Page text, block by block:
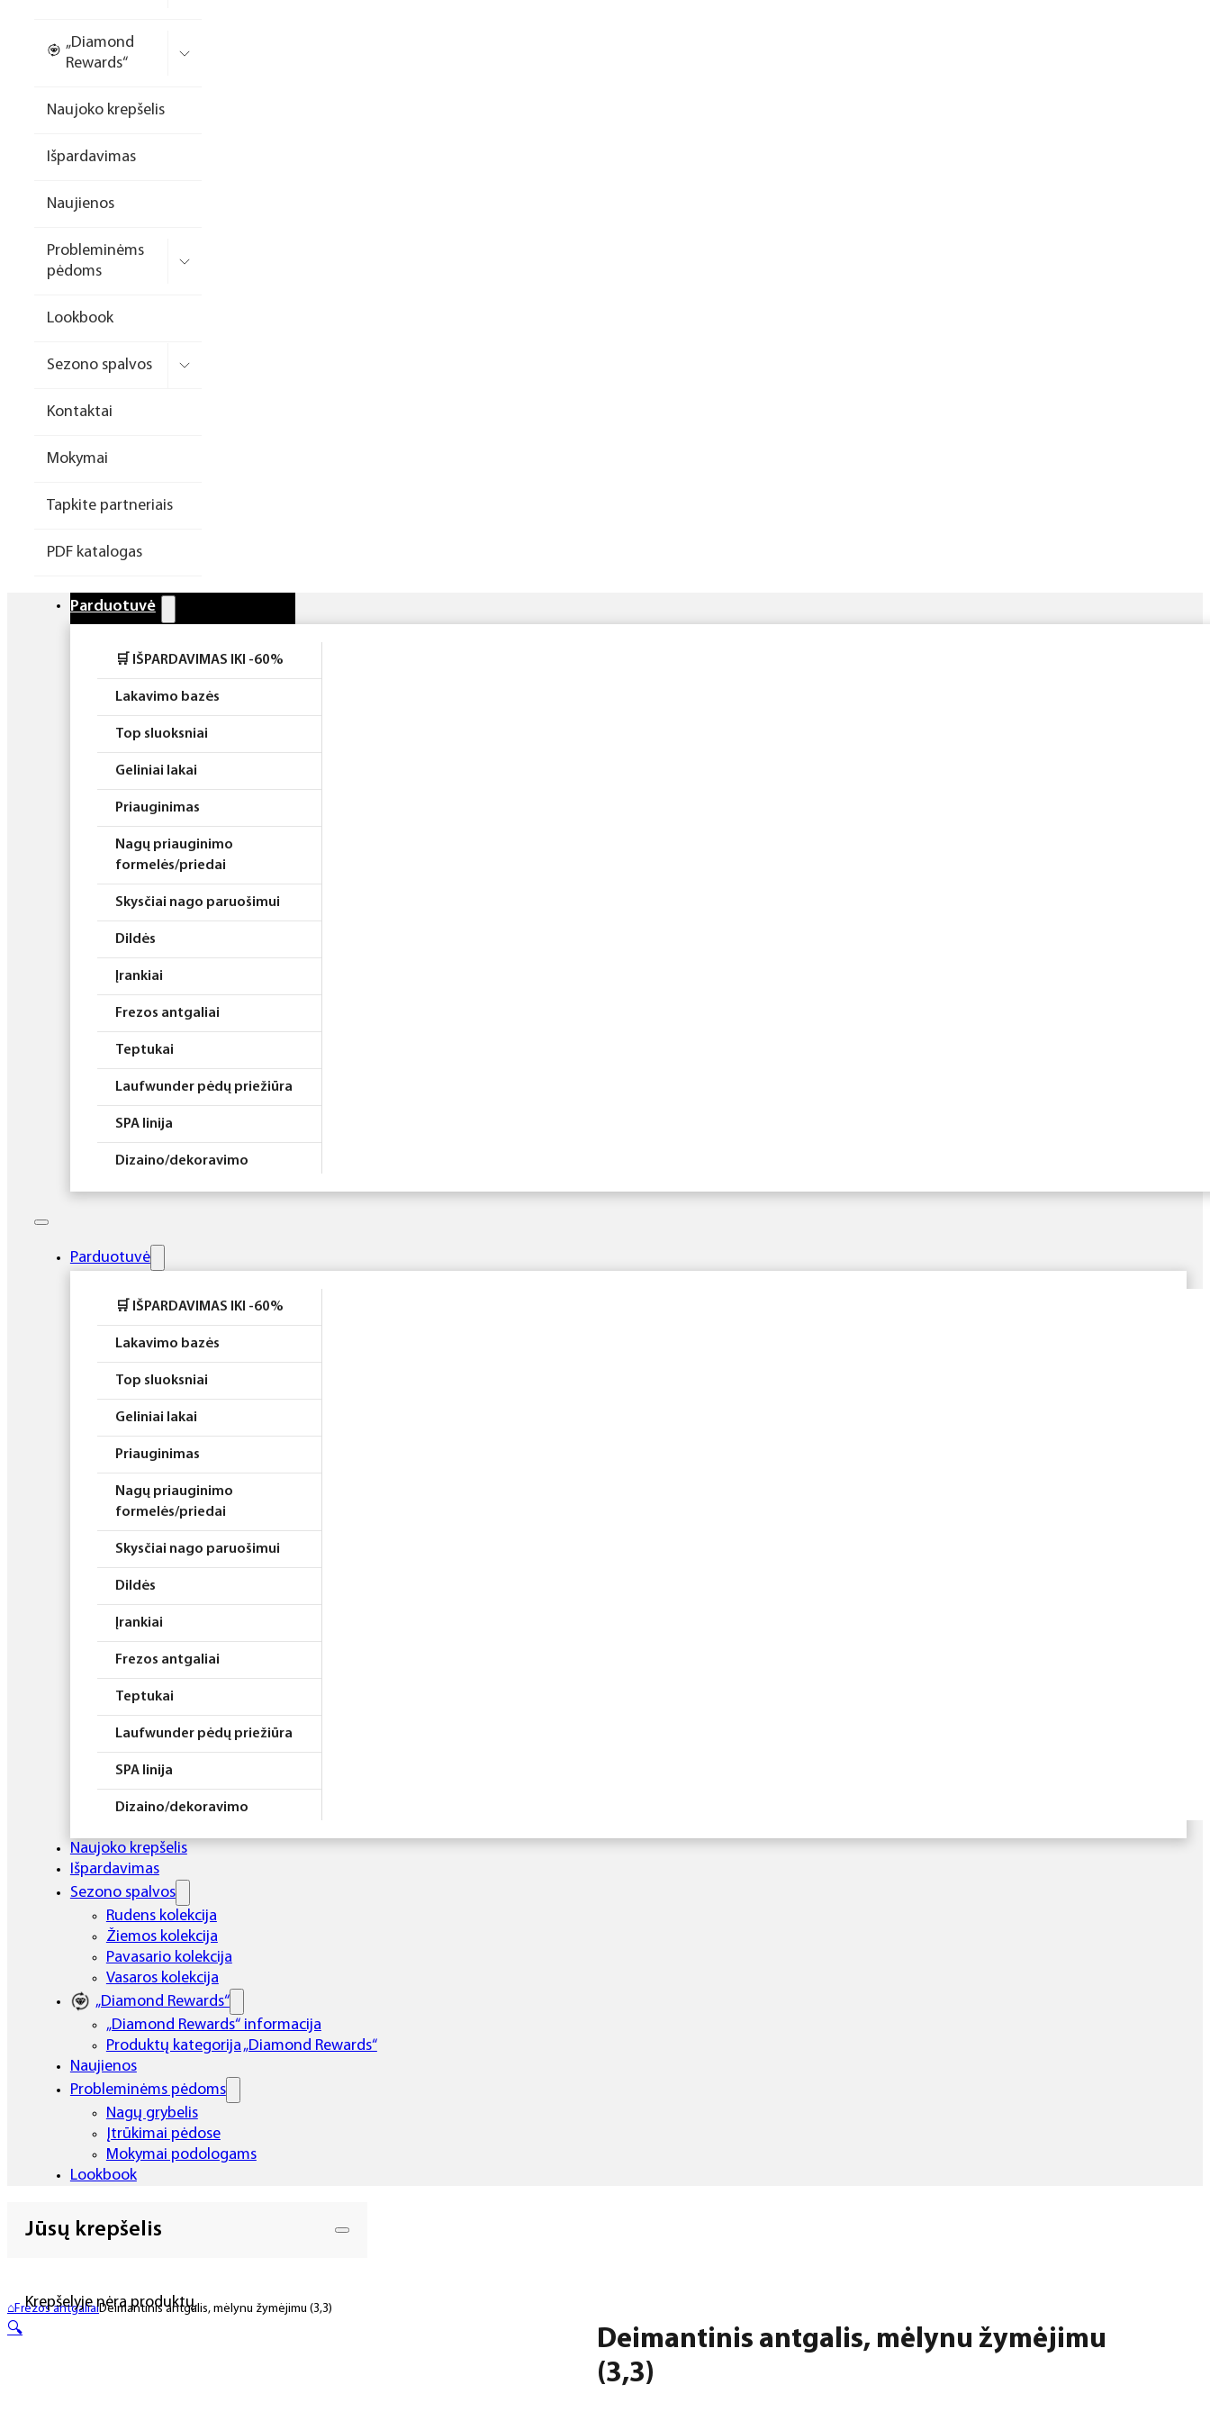
formelės/priedai
Dildės
Įrankiai
Laufwunder pėdų priežiūra
priemonės
Rinkiniai
„Diamond
Rewards“
Naujoko krepšelis
Išpardavimas
Naujienos
Probleminėms
pėdoms
Lookbook
Sezono spalvos
Kontaktai
Mokymai
Tapkite partneriais
PDF katalogas
Parduotuvė
🛒 IŠPARDAVIMAS IKI -60%
Lakavimo bazės
Top sluoksniai
Geliniai lakai
Priauginimas
Nagų priauginimo
formelės/priedai
Skysčiai nago paruošimui
Dildės
Įrankiai
Frezos antgaliai
Teptukai
Laufwunder pėdų priežiūra
SPA linija
Dizaino/dekoravimo
Higiena
Rinkiniai
Parduotuvė
🛒 IŠPARDAVIMAS IKI -60%
Lakavimo bazės
Top sluoksniai
Geliniai lakai
Priauginimas
Nagų priauginimo
formelės/priedai
Skysčiai nago paruošimui
Dildės
Įrankiai
Frezos antgaliai
Teptukai
Laufwunder pėdų priežiūra
SPA linija
Dizaino/dekoravimo
Elektros prietaisai
Higiena
Atributika
Rinkiniai
Naujoko krepšelis
Išpardavimas
Sezono spalvos
Rudens kolekcija
Žiemos kolekcija
Pavasario kolekcija
Vasaros kolekcija
„Diamond Rewards“
„Diamond Rewards“ informacija
Produktų kategorija „Diamond Rewards“
Naujienos
Probleminėms pėdoms
Nagų grybelis
Įtrūkimai pėdose
Mokymai podologams
Lookbook
Jūsų krepšelis
Krepšelyje nėra produktų.
⌂Frezos antgaliaiDeimantinis antgalis, mėlynu žymėjimu (3,3)
🔍
Deimantinis antgalis, mėlynu žymėjimu
(3,3)